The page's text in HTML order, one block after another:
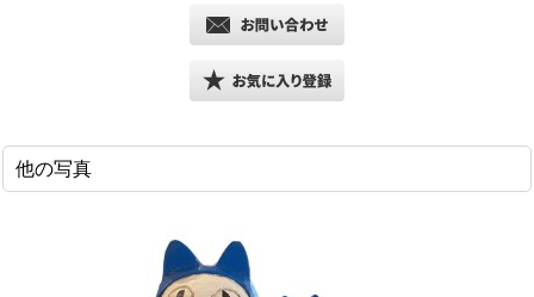
他の写真